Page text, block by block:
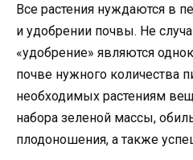
Все растения нуждаются в
и удобрении почвы. Не
«удобрение» являются
почве нужного количества
необходимых растениям
набора зеленой массы,
плодоношения, а также